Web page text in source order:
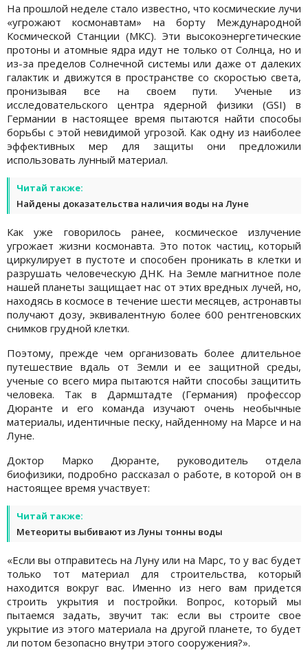
На прошлой неделе стало известно, что космические лучи
«угрожают космонавтам» на борту Международной
Космической Станции (МКС). Эти высокоэнергетические
протоны и атомные ядра идут не только от Солнца, но и
из-за пределов Солнечной системы или даже от далеких
галактик и движутся в пространстве со скоростью света,
пронизывая все на своем пути. Ученые из
исследовательского центра ядерной физики (GSI) в
Германии в настоящее время пытаются найти способы
борьбы с этой невидимой угрозой. Как одну из наиболее
эффективных мер для защиты они предложили
использовать лунный материал.
Читай также:
Найдены доказательства наличия воды на Луне
Как уже говорилось ранее, космическое излучение
угрожает жизни космонавта. Это поток частиц, который
циркулирует в пустоте и способен проникать в клетки и
разрушать человеческую ДНК. На Земле магнитное поле
нашей планеты защищает нас от этих вредных лучей, но,
находясь в космосе в течение шести месяцев, астронавты
получают дозу, эквивалентную более 600 рентгеновских
снимков грудной клетки.
Поэтому, прежде чем организовать более длительное
путешествие вдаль от Земли и ее защитной среды,
ученые со всего мира пытаются найти способы защитить
человека. Так в Дармштадте (Германия) профессор
Дюранте и его команда изучают очень необычные
материалы, идентичные песку, найденному на Марсе и на
Луне.
Доктор Марко Дюранте, руководитель отдела
биофизики, подробно рассказал о работе, в которой он в
настоящее время участвует:
Читай также:
Метеориты выбивают из Луны тонны воды
«Если вы отправитесь на Луну или на Марс, то у вас будет
только тот материал для строительства, который
находится вокруг вас. Именно из него вам придется
строить укрытия и постройки. Вопрос, который мы
пытаемся задать, звучит так: если вы строите свое
укрытие из этого материала на другой планете, то будет
ли потом безопасно внутри этого сооружения?».